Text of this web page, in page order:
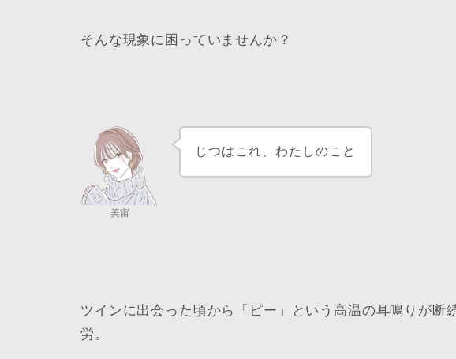
そんな現象に困っていませんか？
美宙
じつはこれ、わたしのこと
ツインに出会った頃から「ピー」という高温の耳鳴りが断
労。